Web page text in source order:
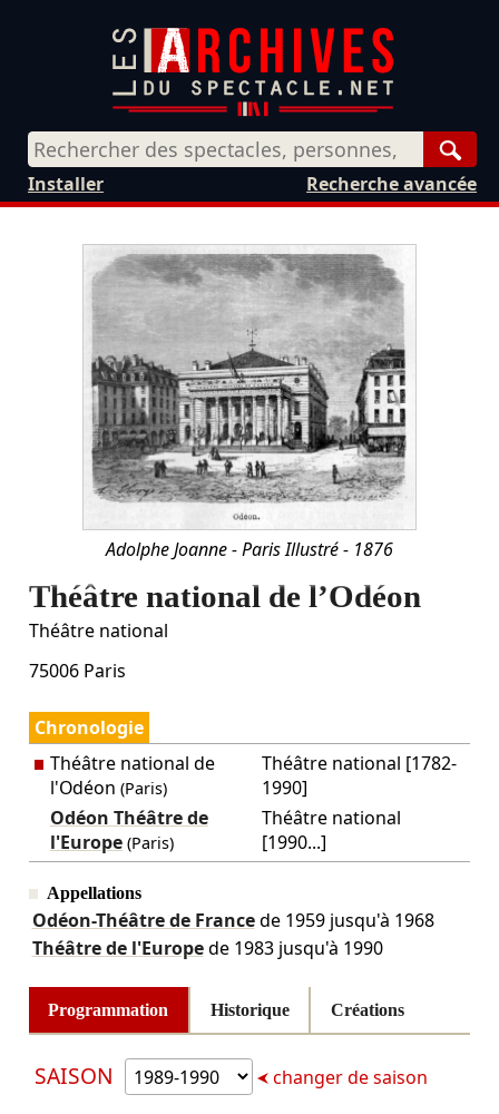
Recherche avancée
Installer
Adolphe Joanne - Paris Illustré - 1876
Théâtre national de l’Odéon
Théâtre national
75006 Paris
Chronologie
Théâtre national de
l'Odéon (Paris)
Théâtre national [1782-
1990]
Odéon Théâtre de
l'Europe(Paris)
Théâtre national
[1990...]
Appellations
Odéon-Théâtre de Francede 1959 jusqu'à 1968
Théâtre de l'Europede 1983 jusqu'à 1990
Programmation Historique Créations
SAISON changer de saison